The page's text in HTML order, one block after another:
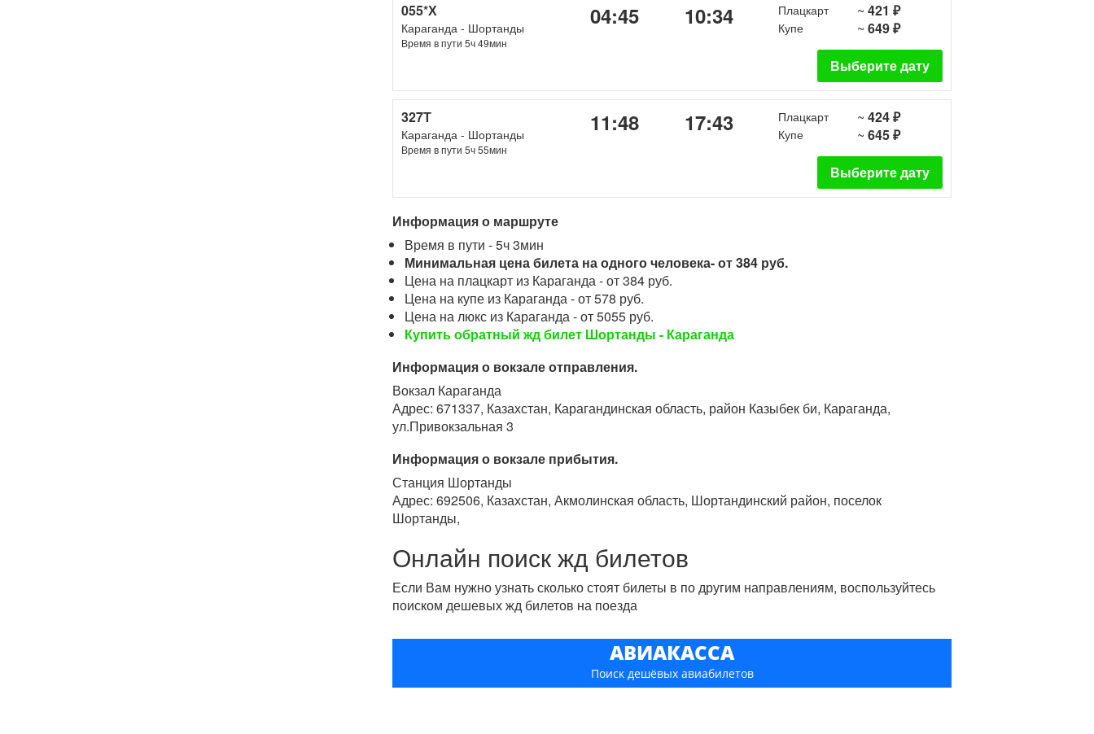
055*Х
Караганда - Шортанды
Время в пути 5ч 49мин
04:45 10:34 Плацкарт ~ 421 ₽
Купе ~ 649 ₽
Выберите дату
327Т
Караганда - Шортанды
Время в пути 5ч 55мин
11:48 17:43 Плацкарт ~ 424 ₽
Купе ~ 645 ₽
Выберите дату
Информация о маршруте
Время в пути - 5ч 3мин
Минимальная цена билета на одного человека- от 384 руб.
Цена на плацкарт из Караганда - от 384 руб.
Цена на купе из Караганда - от 578 руб.
Цена на люкс из Караганда - от 5055 руб.
Купить обратный жд билет Шортанды - Караганда
Информация о вокзале отправления.
Вокзал Караганда
Адрес: 671337, Казахстан, Карагандинская область, район Казыбек би, Караганда,
ул.Привокзальная 3
Информация о вокзале прибытия.
Станция Шортанды
Адрес: 692506, Казахстан, Акмолинская область, Шортандинский район, поселок
Шортанды,
Онлайн поиск жд билетов
Если Вам нужно узнать сколько стоят билеты в по другим направлениям, воспользуйтесь
поиском дешевых жд билетов на поезда
АВИАКАССА
Поиск дешёвых авиабилетов